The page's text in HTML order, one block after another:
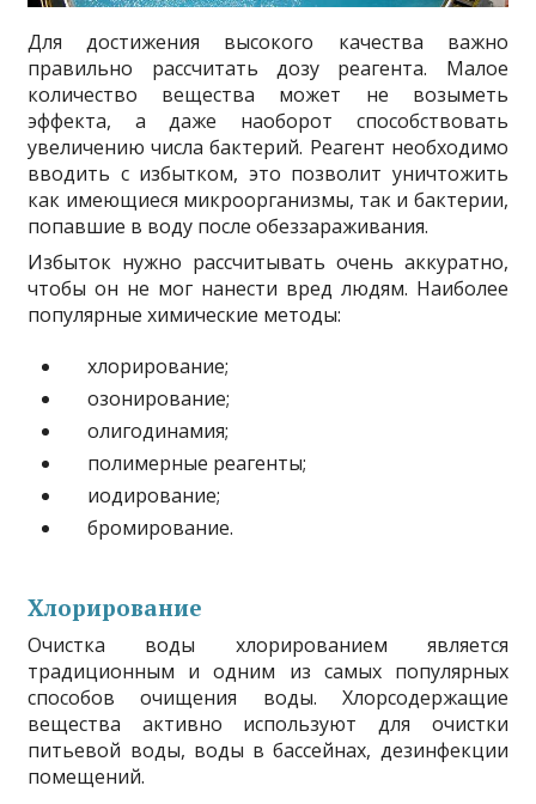
Для достижения высокого качества важно
правильно рассчитать дозу реагента. Малое
количество вещества может не возыметь
эффекта, а даже наоборот способствовать
увеличению числа бактерий. Реагент необходимо
вводить с избытком, это позволит уничтожить
как имеющиеся микроорганизмы, так и бактерии,
попавшие в воду после обеззараживания.
Избыток нужно рассчитывать очень аккуратно,
чтобы он не мог нанести вред людям. Наиболее
популярные химические методы:
хлорирование;
озонирование;
олигодинамия;
полимерные реагенты;
иодирование;
бромирование.
Хлорирование
Очистка воды хлорированием является
традиционным и одним из самых популярных
способов очищения воды. Хлорсодержащие
вещества активно используют для очистки
питьевой воды, воды в бассейнах, дезинфекции
помещений.